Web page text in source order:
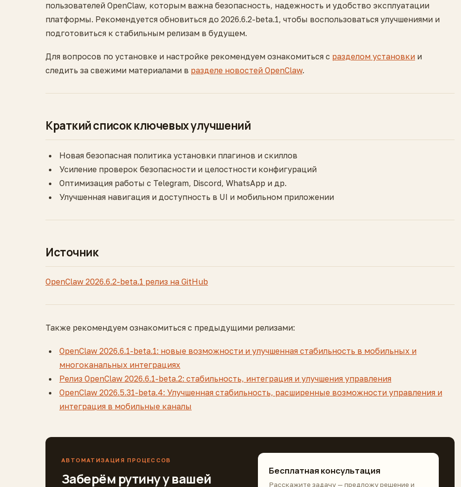
пользователей OpenClaw, которым важна безопасность, надежность и удобство эксплуатации
платформы. Рекомендуется обновиться до 2026.6.2-beta.1, чтобы воспользоваться улучшениями и
подготовиться к стабильным релизам в будущем.
Для вопросов по установке и настройке рекомендуем ознакомиться с разделом установки и
следить за свежими материалами в разделе новостей OpenClaw.
Краткий список ключевых улучшений
Новая безопасная политика установки плагинов и скиллов
Усиление проверок безопасности и целостности конфигураций
Оптимизация работы с Telegram, Discord, WhatsApp и др.
Улучшенная навигация и доступность в UI и мобильном приложении
Источник
OpenClaw 2026.6.2-beta.1 релиз на GitHub
Также рекомендуем ознакомиться с предыдущими релизами:
OpenClaw 2026.6.1-beta.1: новые возможности и улучшенная стабильность в мобильных и
многоканальных интеграциях
Релиз OpenClaw 2026.6.1-beta.2: стабильность, интеграция и улучшения управления
OpenClaw 2026.5.31-beta.4: Улучшенная стабильность, расширенные возможности управления и
интеграция в мобильные каналы
АВТОМАТИЗАЦИЯ ПРОЦЕССОВ
Заберём рутину у вашей
Бесплатная консультация
Расскажите задачу — предложу решение и